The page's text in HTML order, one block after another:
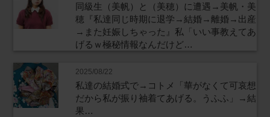
同級生（美帆）と（美穂）に遭遇→美帆・美
穂『私達同じ時期に退学→結婚→離婚→出産
→また妊娠しちゃった』私「いい事教えてあ
げるｗ極秘情報なんだけど…
2025/08/22
私達の結婚式で→コトメ「華がなくて可哀想
だから私が振り袖着てあげる。うふふ」→結
果…